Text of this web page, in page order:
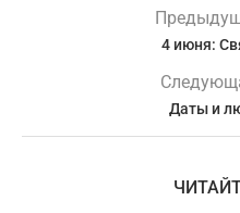
4 июня:
Даты и